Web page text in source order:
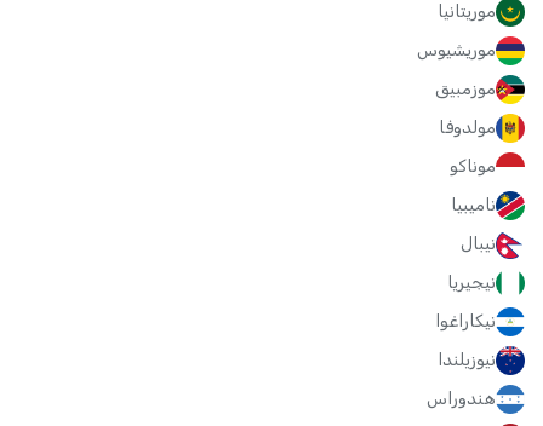
موريتانيا
موريشيوس
موزمبيق
مولدوفا
موناكو
ناميبيا
نيبال
نيجيريا
نيكاراغوا
نيوزيلندا
هندوراس